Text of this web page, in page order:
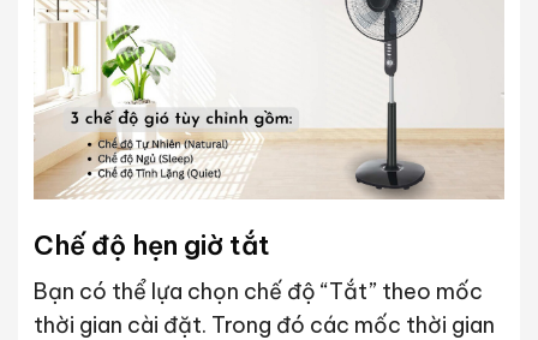
Chế độ hẹn giờ tắt
Bạn có thể lựa chọn chế độ “Tắt” theo mốc
thời gian cài đặt. Trong đó các mốc thời gian